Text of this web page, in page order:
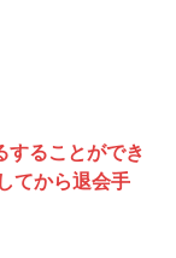
することができ
てから退会手